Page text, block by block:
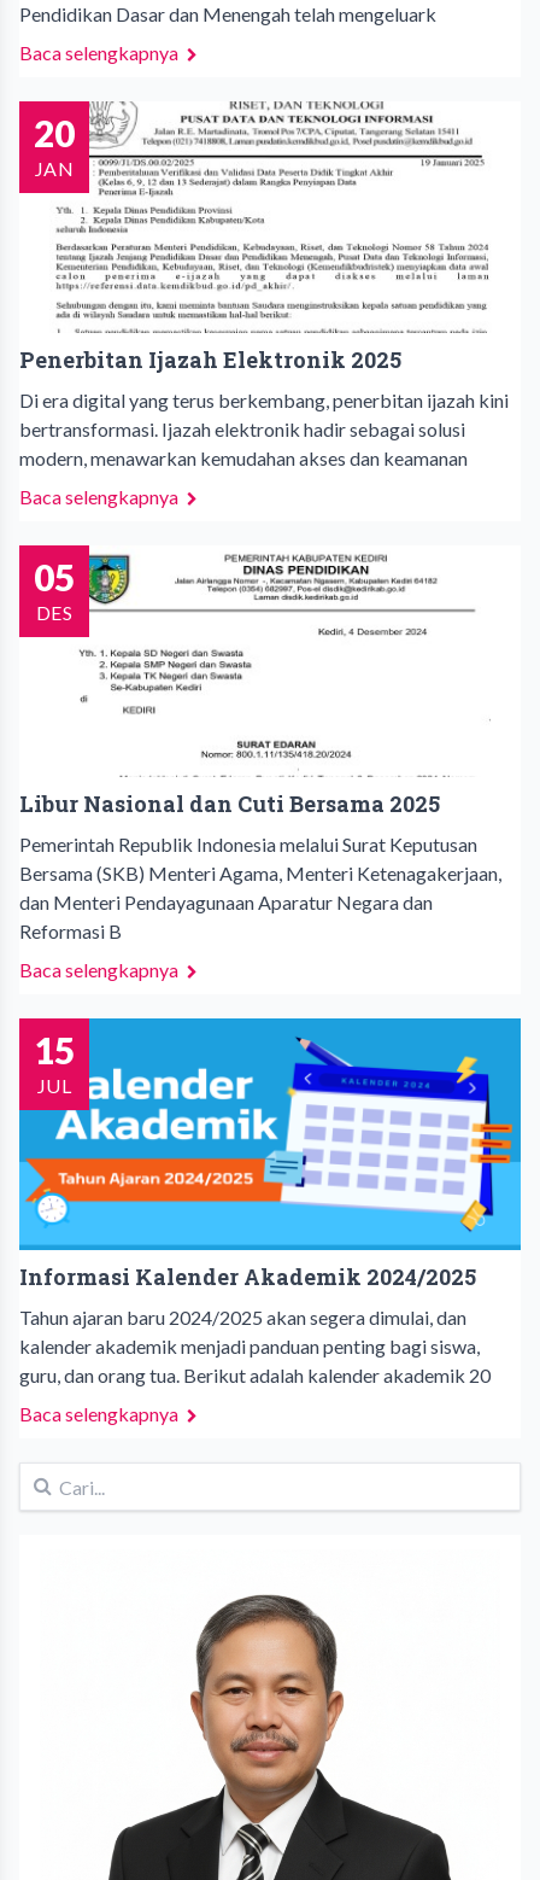
Pendidikan Dasar dan Menengah telah mengeluark
Baca selengkapnya
20
JAN
Penerbitan Ijazah Elektronik 2025
Di era digital yang terus berkembang, penerbitan ijazah kini
bertransformasi. Ijazah elektronik hadir sebagai solusi
modern, menawarkan kemudahan akses dan keamanan
Baca selengkapnya
05
DES
Libur Nasional dan Cuti Bersama 2025
Pemerintah Republik Indonesia melalui Surat Keputusan
Bersama (SKB) Menteri Agama, Menteri Ketenagakerjaan,
dan Menteri Pendayagunaan Aparatur Negara dan
Reformasi B
Baca selengkapnya
15
JUL
Informasi Kalender Akademik 2024/2025
Tahun ajaran baru 2024/2025 akan segera dimulai, dan
kalender akademik menjadi panduan penting bagi siswa,
guru, dan orang tua. Berikut adalah kalender akademik 20
Baca selengkapnya